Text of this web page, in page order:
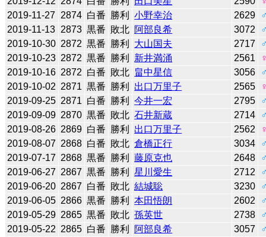
2019-11-27
2874 白番 勝利 小野幸治 2629
2019-11-13 2873 黒番 敗北 阿部良希 3072
2019-10-30 2872 黒番 勝利 大山国夫 2717
2019-10-23 2872 黒番 勝利 新井満涌 2561
2019-10-16 2872 白番 敗北 畠中星信 3056
2019-10-02 2871 黒番 勝利 出口万里子 2565
2019-09-25 2871 白番 勝利 今井一宏 2795
2019-09-09 2870 黒番 敗北 石井新蔵 2714
2019-08-26 2869 白番 勝利 出口万里子 2562
2019-08-07 2868 白番 敗北 倉橋正行 3034
2019-07-17 2868 黒番 勝利 藤原克也 2648
2019-06-27 2867 黒番 勝利 星川愛生 2712
2019-06-20 2867 白番 敗北 結城聡 3230
2019-06-05 2866 黒番 勝利 本田悟朗 2602
2019-05-29 2865 黒番 敗北 孫英世 2738
2019-05-22 2865 白番 勝利 阿部良希 3057